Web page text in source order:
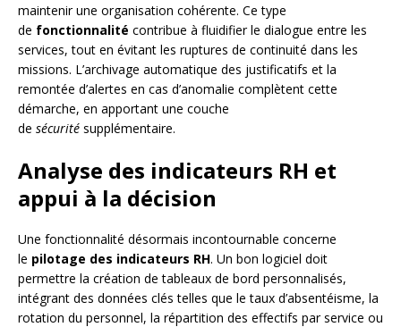
maintenir une organisation cohérente. Ce type
de fonctionnalité contribue à fluidifier le dialogue entre les
services, tout en évitant les ruptures de continuité dans les
missions. L’archivage automatique des justificatifs et la
remontée d’alertes en cas d’anomalie complètent cette
démarche, en apportant une couche
de sécurité supplémentaire.
Analyse des indicateurs RH et
appui à la décision
Une fonctionnalité désormais incontournable concerne
le pilotage des indicateurs RH. Un bon logiciel doit
permettre la création de tableaux de bord personnalisés,
intégrant des données clés telles que le taux d’absentéisme, la
rotation du personnel, la répartition des effectifs par service ou